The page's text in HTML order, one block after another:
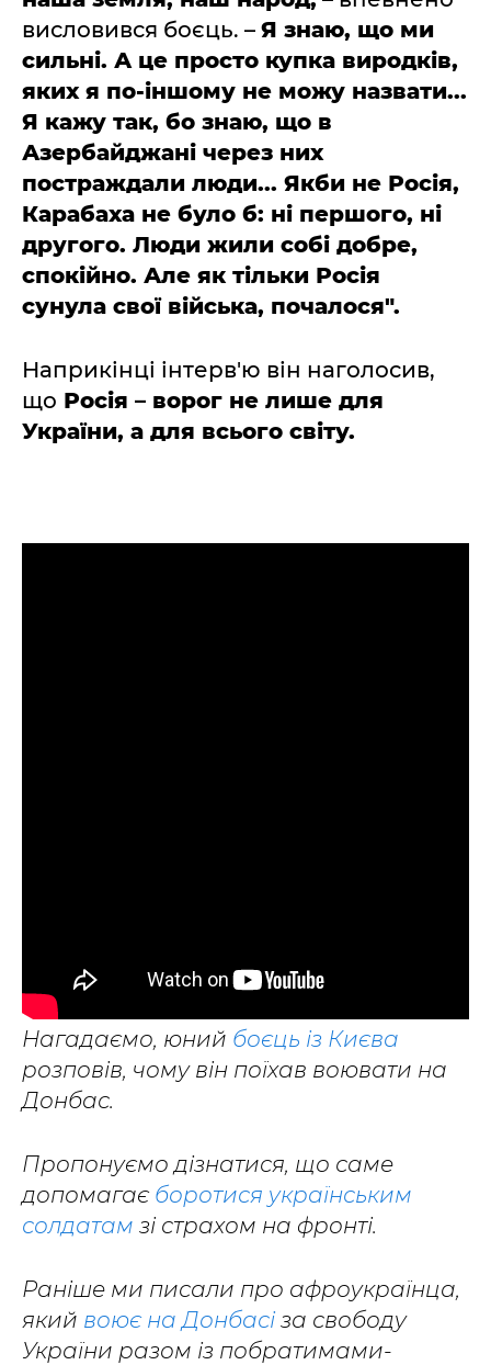
висловився боєць. – Я знаю, що ми
сильні. А це просто купка виродків,
яких я по-іншому не можу назвати...
Я кажу так, бо знаю, що в
Азербайджані через них
постраждали люди... Якби не Росія,
Карабаха не було б: ні першого, ні
другого. Люди жили собі добре,
спокійно. Але як тільки Росія
сунула свої війська, почалося".
Наприкінці інтерв'ю він наголосив,
що Росія – ворог не лише для
України, а для всього світу.
Нагадаємо, юний боєць із Києва
розповів, чому він поїхав воювати на
Донбас.
Пропонуємо дізнатися, що саме
допомагаєборотися українським
солдатам зі страхом на фронті.
Раніше ми писали про афроукраїнца,
який воює на Донбасі за свободу
України разом із побратимами-